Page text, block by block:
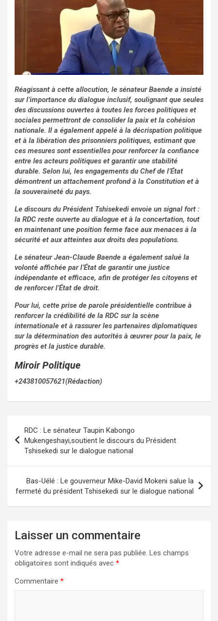
Réagissant à cette allocution, le sénateur Baende a insisté
sur l’importance du dialogue inclusif, soulignant que seules
des discussions ouvertes à toutes les forces politiques et
sociales permettront de consolider la paix et la cohésion
nationale. Il a également appelé à la décrispation politique
et à la libération des prisonniers politiques, estimant que
ces mesures sont essentielles pour renforcer la confiance
entre les acteurs politiques et garantir une stabilité
durable. Selon lui, les engagements du Chef de l’État
démontrent un attachement profond à la Constitution et à
la souveraineté du pays.
Le discours du Président Tshisekedi envoie un signal fort :
la RDC reste ouverte au dialogue et à la concertation, tout
en maintenant une position ferme face aux menaces à la
sécurité et aux atteintes aux droits des populations.
Le sénateur Jean-Claude Baende a également salué la
volonté affichée par l’État de garantir une justice
indépendante et efficace, afin de protéger les citoyens et
de renforcer l’État de droit.
Pour lui, cette prise de parole présidentielle contribue à
renforcer la crédibilité de la RDC sur la scène
internationale et à rassurer les partenaires diplomatiques
sur la détermination des autorités à œuvrer pour la paix, le
progrès et la justice durable.
Miroir Politique
+243810057621(Rédaction)
de
l’article
RDC : Le sénateur Taupin Kabongo
Mukengeshayi,soutient le discours du Président
Tshisekedi sur le dialogue national
Bas-Uélé : Le gouverneur Mike-David Mokeni salue la
fermeté du président Tshisekedi sur le dialogue national
Laisser un commentaire
Votre adresse e-mail ne sera pas publiée. Les champs
obligatoires sont indiqués avec *
Commentaire *